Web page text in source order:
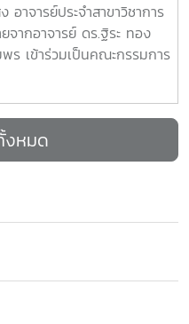
าจารย์ประจำสาขาวิชาการ
จากอาจารย์ ดร.ฐิระ ทอง
ร เข้าร่วมเป็นคณะกรรมการ
ในการนี้ ได้ดำเนินการ
มชนเกาะพิทักษ์ อำเภอ
งตมใหญ่ อำเภอสวี จังหวัด
การท่องเที่ยวร่วมเป็นคณะ
โดยชุมชน ให้มีคุณภาพ มี
และสามารถสร้างรายได้แก่
งหมด